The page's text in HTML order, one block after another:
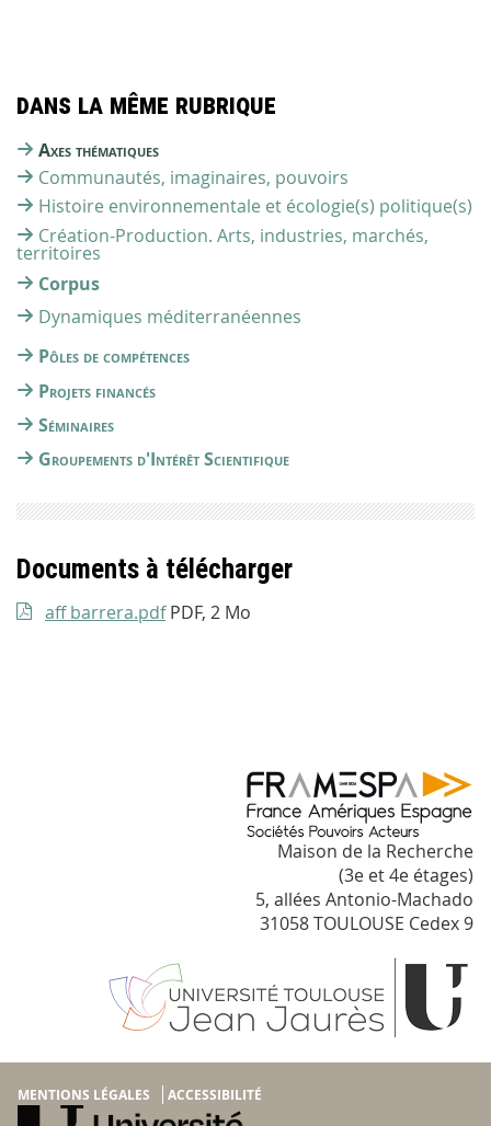
Dans la même rubrique
Axes thématiques
Communautés, imaginaires, pouvoirs
Histoire environnementale et écologie(s) politique(s)
Création-Production. Arts, industries, marchés,
territoires
Corpus
Dynamiques méditerranéennes
Pôles de compétences
Projets financés
Séminaires
Groupements d'Intérêt Scientifique
Documents à télécharger
aff barrera.pdf PDF, 2 Mo
Maison de la Recherche
(3e et 4e étages)
5, allées Antonio-Machado
31058 TOULOUSE Cedex 9
MENTIONS LÉGALES ACCESSIBILITÉ